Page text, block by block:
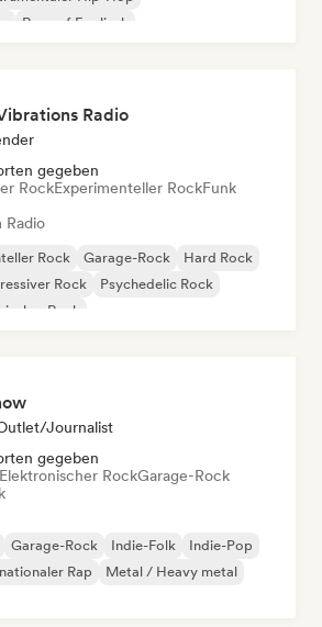
Rap auf Englisch
Radio
gegeben
RockExperimenteller RockFunk
Radio
Rock Garage-Rock
Hard Rock
Rock
Psychedelic Rock
Rock
Journalist
gegeben
Elektronischer RockGarage-Rock
Garage-Rock Indie-Folk
Indie-Pop
Rap
Metal / Heavy metal